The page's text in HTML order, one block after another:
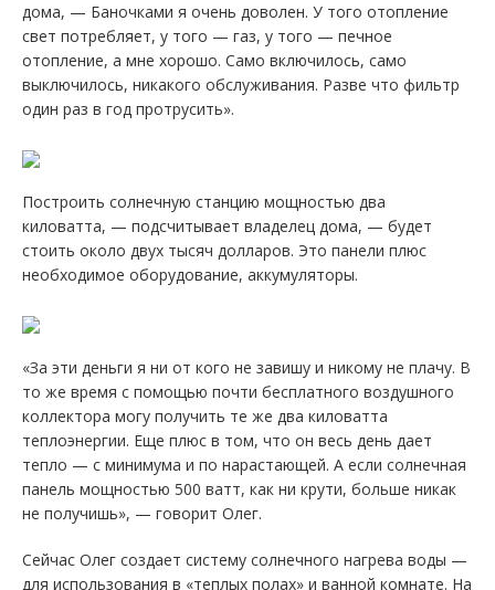
дома, — Баночками я очень доволен. У того отопление
свет потребляет, у того — газ, у того — печное
отопление, а мне хорошо. Само включилось, само
выключилось, никакого обслуживания. Разве что фильтр
один раз в год протрусить».
Построить солнечную станцию мощностью два
киловатта, — подсчитывает владелец дома, — будет
стоить около двух тысяч долларов. Это панели плюс
необходимое оборудование, аккумуляторы.
«За эти деньги я ни от кого не завишу и никому не плачу. В
то же время с помощью почти бесплатного воздушного
коллектора могу получить те же два киловатта
теплоэнергии. Еще плюс в том, что он весь день дает
тепло — с минимума и по нарастающей. А если солнечная
панель мощностью 500 ватт, как ни крути, больше никак
не получишь», — говорит Олег.
Сейчас Олег создает систему солнечного нагрева воды —
для использования в «теплых полах» и ванной комнате. На